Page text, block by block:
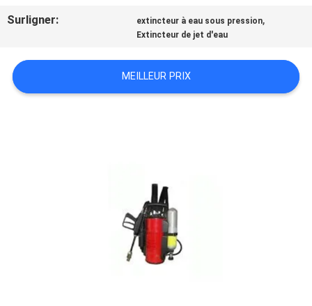
DE
QUALITÉ
CONTACTEZ-
Surligner: extincteur à eau sous pression,
Extincteur de jet d'eau
MEILLEUR PRIX